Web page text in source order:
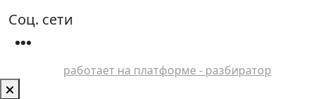
Соц. сети
работает на платформе - разбиратор